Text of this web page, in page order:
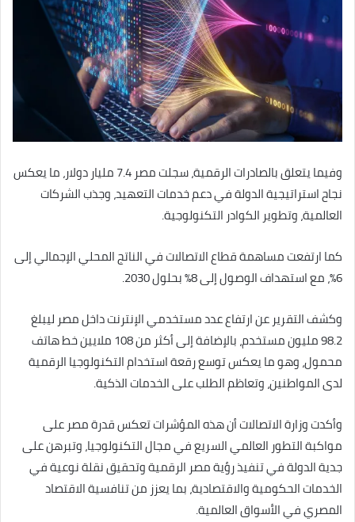
وفيما يتعلق بالصادرات الرقمية، سجلت مصر 7.4 مليار دولار، ما يعكس
نجاح استراتيجية الدولة في دعم خدمات التعهيد، وجذب الشركات
العالمية، وتطوير الكوادر التكنولوجية.
كما ارتفعت مساهمة قطاع الاتصالات في الناتج المحلي الإجمالي إلى
6%، مع استهداف الوصول إلى 8% بحلول 2030.
وكشف التقرير عن ارتفاع عدد مستخدمي الإنترنت داخل مصر ليبلغ
98.2 مليون مستخدم، بالإضافة إلى أكثر من 108 ملايين خط هاتف
محمول، وهو ما يعكس توسع رقعة استخدام التكنولوجيا الرقمية
لدى المواطنين، وتعاظم الطلب على الخدمات الذكية.
وأكدت وزارة الاتصالات أن هذه المؤشرات تعكس قدرة مصر على
مواكبة التطور العالمي السريع في مجال التكنولوجيا، وتبرهن على
جدية الدولة في تنفيذ رؤية مصر الرقمية وتحقيق نقلة نوعية في
الخدمات الحكومية والاقتصادية، بما يعزز من تنافسية الاقتصاد
المصري في الأسواق العالمية.